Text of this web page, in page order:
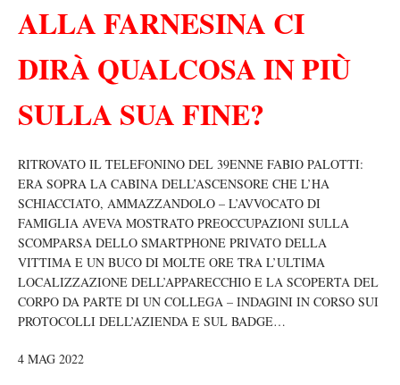
ALLA FARNESINA CI
DIRÀ QUALCOSA IN PIÙ
SULLA SUA FINE?
RITROVATO IL TELEFONINO DEL 39ENNE FABIO PALOTTI:
ERA SOPRA LA CABINA DELL’ASCENSORE CHE L’HA
SCHIACCIATO, AMMAZZANDOLO – L’AVVOCATO DI
FAMIGLIA AVEVA MOSTRATO PREOCCUPAZIONI SULLA
SCOMPARSA DELLO SMARTPHONE PRIVATO DELLA
VITTIMA E UN BUCO DI MOLTE ORE TRA L’ULTIMA
LOCALIZZAZIONE DELL’APPARECCHIO E LA SCOPERTA DEL
CORPO DA PARTE DI UN COLLEGA – INDAGINI IN CORSO SUI
PROTOCOLLI DELL’AZIENDA E SUL BADGE…
4 MAG 2022